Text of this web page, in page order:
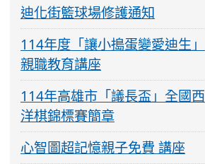
迪化街籃球場修護通知
114年度「讓小搗蛋變愛迪生」
親職教育講座
114年高雄市「議長盃」全國西
洋棋錦標賽簡章
心智圖超記憶親子免費 講座